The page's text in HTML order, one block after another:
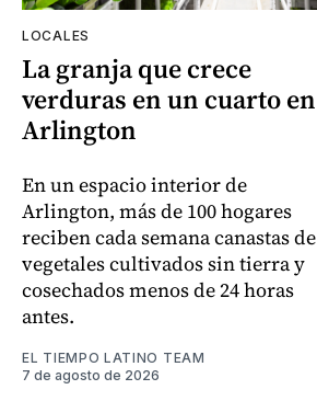
LOCALES
La granja que crece
verduras en un cuarto en
Arlington
En un espacio interior de
Arlington, más de 100 hogares
reciben cada semana canastas de
vegetales cultivados sin tierra y
cosechados menos de 24 horas
antes.
EL TIEMPO LATINO TEAM
7 de agosto de 2026